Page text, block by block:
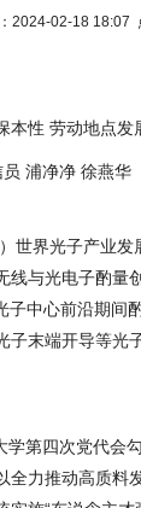
2024-02-18 18:07
本性 劳动地点发
浦净净 徐燕华
世界光子产业
线与光电子酌量
子中心前沿期间
子末端开导等光
学第四次党代会
全力推动高质料